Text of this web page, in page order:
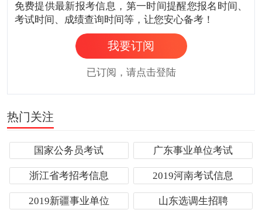
免费提供最新报考信息，第一时间提醒您报名时间、
考试时间、成绩查询时间等，让您安心备考！
我要订阅
已订阅，请点击登陆
热门关注
国家公务员考试 广东事业单位考试
浙江省考招考信息 2019河南考试信息
2019新疆事业单位 山东选调生招聘